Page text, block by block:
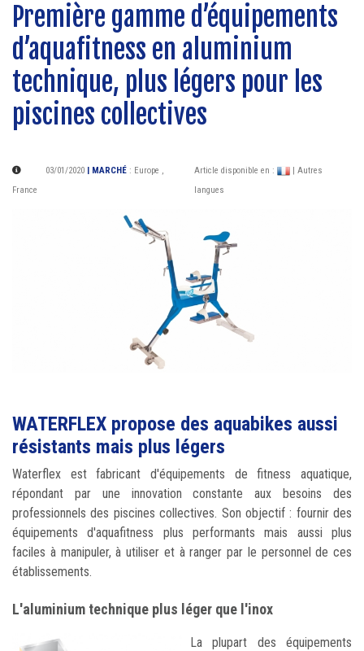
Première gamme d’équipements
d’aquafitness en aluminium
technique, plus légers pour les
piscines collectives
03/01/2020 | MARCHÉ : Europe ,
France
Article disponible en :
| Autres
langues
WATERFLEX propose des aquabikes aussi
résistants mais plus légers
Waterflex est fabricant d'équipements de fitness aquatique,
répondant par une innovation constante aux besoins des
professionnels des piscines collectives. Son objectif : fournir des
équipements d'aquafitness plus performants mais aussi plus
faciles à manipuler, à utiliser et à ranger par le personnel de ces
établissements.
L'aluminium technique plus léger que l'inox
La plupart des équipements